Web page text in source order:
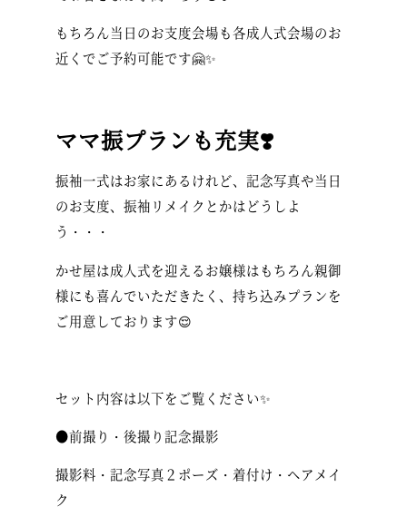
もちろん当日のお支度会場も各成人式会場のお
近くでご予約可能です🤗✨
ママ振プランも充実❣️
振袖一式はお家にあるけれど、記念写真や当日
のお支度、振袖リメイクとかはどうしよ
う・・・
かせ屋は成人式を迎えるお嬢様はもちろん親御
様にも喜んでいただきたく、持ち込みプランを
ご用意しております😌
セット内容は以下をご覧ください✨
●前撮り・後撮り記念撮影
撮影料・記念写真２ポーズ・着付け・ヘアメイ
ク